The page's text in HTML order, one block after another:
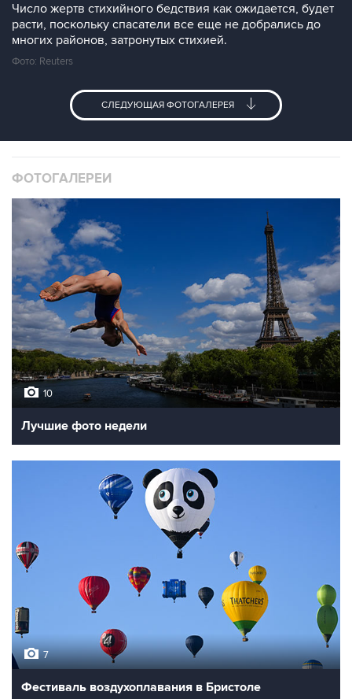
Число жертв стихийного бедствия как ожидается, будет
расти, поскольку спасатели все еще не добрались до
многих районов, затронутых стихией.
Фото: Reuters
СЛЕДУЮЩАЯ ФОТОГАЛЕРЕЯ
ФОТОГАЛЕРЕИ
10
Лучшие фото недели
7
Фестиваль воздухоплавания в Бристоле